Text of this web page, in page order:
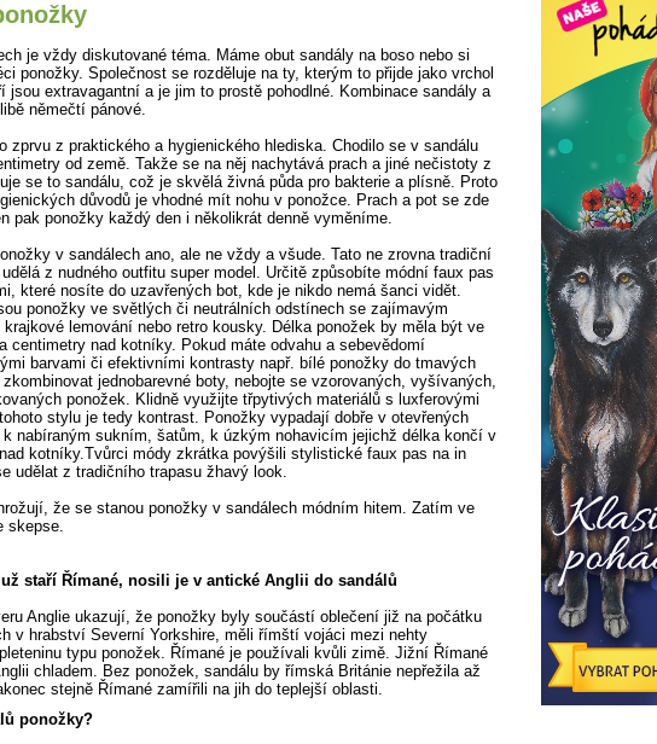
je vždy diskutované téma. Máme obut sandály na boso nebo si
ponožky. Společnost se rozděluje na ty, kterým to přijde jako vrchol
jsou extravagantní a je jim to prostě pohodlné. Kombinace sandály a
němečtí pánové.
zprvu z praktického a hygienického hlediska. Chodilo se v sandálu
od země. Takže se na něj nachytává prach a jiné nečistoty z
se to sandálu, což je skvělá živná půda pro bakterie a plísně. Proto
důvodů je vhodné mít nohu v ponožce. Prach a pot se zde
pak ponožky každý den i několikrát denně vyměníme.
v sandálech ano, ale ne vždy a všude. Tato ne zrovna tradiční
z nudného outfitu super model. Určitě způsobíte módní faux pas
které nosíte do uzavřených bot, kde je nikdo nemá šanci vidět.
ponožky ve světlých či neutrálních odstínech se zajímavým
lemování nebo retro kousky. Délka ponožek by měla být ve
centimetry nad kotníky. Pokud máte odvahu a sebevědomí
barvami či efektivními kontrasty např. bílé ponožky do tmavých
jednobarevné boty, nebojte se vzorovaných, vyšívaných,
ponožek. Klidně využijte třpytivých materiálů s luxferovými
stylu je tedy kontrast. Ponožky vypadají dobře v otevřených
k nabíraným sukním, šatům, k úzkým nohavicím jejichž délka končí v
kotníky.Tvůrci módy zkrátka povýšili stylistické faux pas na in
udělat z tradičního trapasu žhavý look.
že se stanou ponožky v sandálech módním hitem. Zatím ve
skepse.
staří Římané, nosili je v antické Anglii do sandálů
Anglie ukazují, že ponožky byly součástí oblečení již na počátku
v hrabství Severní Yorkshire, měli římští vojáci mezi nehty
typu ponožek. Římané je používali kvůli zimě. Jižní Římané
chladem. Bez ponožek, sandálu by římská Británie nepřežila až
stejně Římané zamířili na jih do teplejší oblasti.
ponožky?